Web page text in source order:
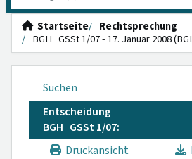
Startseite
Rechtsprechung
BGH GSSt 1/07 - 17. Januar 2008
Suchen
Entscheidung
BGH GSSt 1/07:
Druckansicht